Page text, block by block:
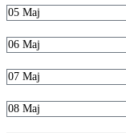
05 Maj
06 Maj
07 Maj
08 Maj